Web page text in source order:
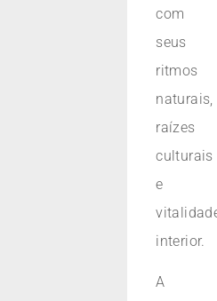
com
seus
ritmos
naturais,
raízes
culturais
e
interior.
A